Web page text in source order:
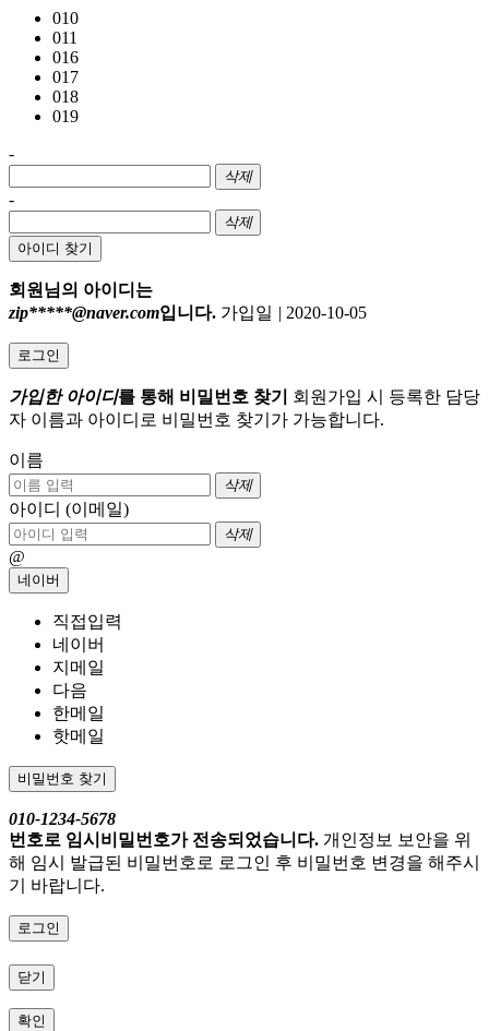
010
011
016
017
018
019
-
삭제
-
삭제
아이디 찾기
회원님의 아이디는
zip*****@naver.com입니다. 가입일 | 2020-10-05
로그인
가입한 아이디를 통해 비밀번호 찾기
회원가입 시 등록한 담당
자 이름과 아이디로 비밀번호 찾기가 가능합니다.
이름
삭제
아이디 (이메일)
삭제
@
네이버
직접입력
네이버
지메일
다음
한메일
핫메일
비밀번호 찾기
010-1234-5678
번호로 임시비밀번호가 전송되었습니다. 개인정보 보안을 위
해 임시 발급된 비밀번호로 로그인 후 비밀번호 변경을 해주시
기 바랍니다.
로그인
닫기
확인